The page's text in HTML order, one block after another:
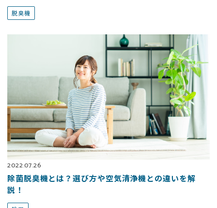
脱臭機
2022.07.26
除菌脱臭機とは？選び方や空気清浄機との違いを解
説！